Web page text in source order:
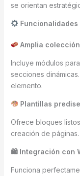
se orientan
Amplia
Incluye módulos
secciones
elemento.
Plantillas
Ofrece bloques
creación de páginas.
🛍 Integración con
Funciona